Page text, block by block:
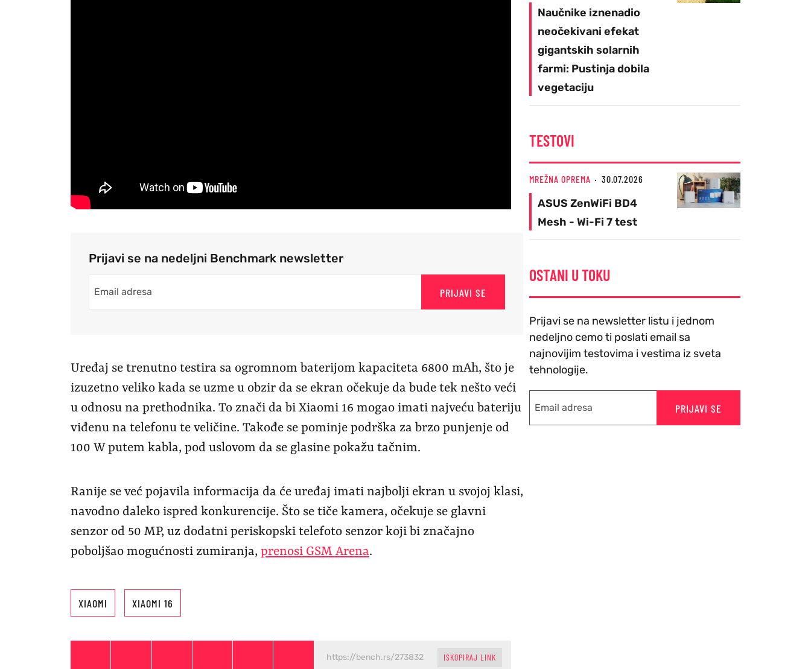
Prijavi se na nedeljni Benchmark newsletter
PRIJAVI SE
Uređaj se trenutno testira sa ogromnom baterijom kapaciteta 6800 mAh, što je
izuzetno veliko kada se uzme u obzir da se ekran očekuje da bude tek nešto veći
u odnosu na prethodnika. To znači da bi Xiaomi 16 mogao imati najveću bateriju
viđenu na telefonu te veličine. Takođe se pominje podrška za brzo punjenje od
100 W putem kabla, pod uslovom da se glasine pokažu tačnim.
Ranije se već pojavila informacija da će uređaj imati najbolji ekran u svojoj klasi,
navodno daleko ispred konkurencije. Što se tiče kamera, očekuje se glavni
senzor od 50 MP, uz dodatni periskopski telefoto senzor koji bi značajno
poboljšao mogućnosti zumiranja, prenosi GSM Arena.
XIAOMI XIAOMI 16
ISKOPIRAJ LINK
Naučnike iznenadio
neočekivani efekat
gigantskih solarnih
farmi: Pustinja dobila
vegetaciju
TESTOVI
MREŽNA OPREMA 30.07.2026
ASUS ZenWiFi BD4
Mesh - Wi-Fi 7 test
OSTANI U TOKU
Prijavi se na newsletter listu i jednom
nedeljno cemo ti poslati email sa
najnovijim testovima i vestima iz sveta
tehnologije.
PRIJAVI SE